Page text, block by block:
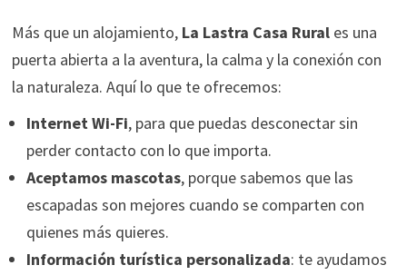
Más que un alojamiento, La Lastra Casa Rurales una
puerta abierta a la aventura, la calma y la conexión con
la naturaleza. Aquí lo que te ofrecemos:
Internet Wi-Fi, para que puedas desconectar sin
perder contacto con lo que importa.
Aceptamos mascotas, porque sabemos que las
escapadas son mejores cuando se comparten con
quienes más quieres.
Información turística personalizada: te ayudamos